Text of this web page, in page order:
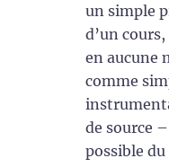
un simple
d’un
en aucune
comme
de source
possible